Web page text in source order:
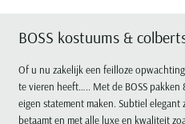
BOSS kostuums &
Of u nu zakelijk een feilloze
te vieren heeft….. Met de BOSS
eigen statement maken. Subtiel elegant
betaamt en met alle luxe en kwaliteit